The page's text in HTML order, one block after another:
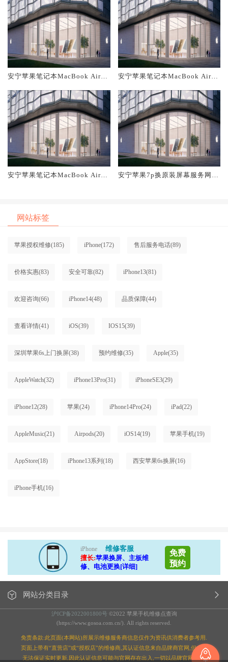
安宁苹果笔记本MacBook Air换
安宁苹果笔记本MacBook Air换
安宁苹果笔记本MacBook Air换
安宁苹果7p换原装屏幕服务网点
网站标签
苹果授权维修(185) iPhone(172) 售后服务电话(89)
价格实惠(83) 安全可靠(82) iPhone13(81)
欢迎咨询(66) iPhone14(48) 品质保障(44)
查看详情(41) iOS(39) IOS15(39)
深圳苹果6s上门换屏(38) 预约维修(35) Apple(35)
AppleWatch(32) iPhone13Pro(31) iPhoneSE3(29)
iPhone12(28) 苹果(24) iPhone14Pro(24) iPad(22)
AppleMusic(21) Airpods(20) iOS14(19) 苹果手机(19)
AppStore(18) iPhone13系列 (18) 西安苹果6s换屏(16)
iPhone手机(16)
iPhone
维修客服
擅长:苹果换屏、主板维
修、电池更换[详细]
免费
预约
网站分类目录
沪ICP备2022001800号 ©2022 苹果手机维修点查询
(https://www.gosoa.com.cn/). All rights reserved.
免责条款:此页面(本网站)所展示维修服务商信息仅作为资讯供消费者参考用.
页面上带有“直营店”或“授权店”的维修商,其认证信息来自品牌商官网,但本站
无法保证实时更新,因此认证信息可能与官网存在出入,一切以品牌官网为准;